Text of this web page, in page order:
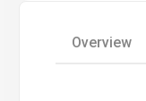
Overview